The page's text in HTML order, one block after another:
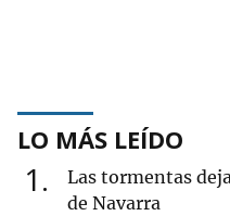
LO MÁS LEÍDO
1
Las tormentas
de Navarra